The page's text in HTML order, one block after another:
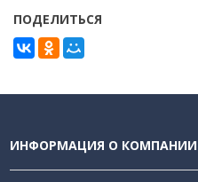
ПОДЕЛИТЬСЯ
ИНФОРМАЦИЯ О КОМПАНИИ